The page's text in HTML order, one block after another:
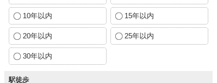
10年以内 15年以内
20年以内 25年以内
30年以内
駅徒歩